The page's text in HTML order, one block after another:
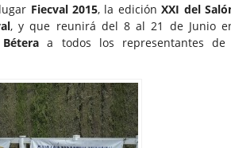
Fiecval 2015, la ediciónXXI del
, y que reunirá del 8 al 21 de Junio
a todos los representantes de